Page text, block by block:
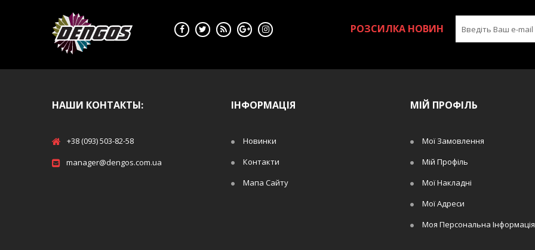
РОЗСИЛКА НОВИН
НАШИ КОНТАКТЫ:
+38 (093) 503-82-58
manager@dengos.com.ua
ІНФОРМАЦІЯ
Новинки
Контакти
Мапа Сайту
МІЙ ПРОФІЛЬ
Мої Замовлення
Мій Профіль
Мої Накладні
Мої Адреси
Моя Персональна Інформація